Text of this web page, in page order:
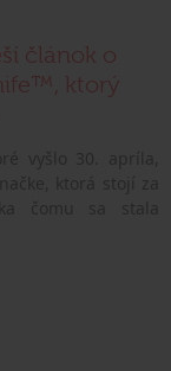
článok o
ktorý